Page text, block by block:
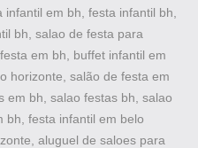
em bh, festa infantil bh,
bh, salao de festa para
em bh, buffet infantil em
horizonte, salão de festa em
em bh, salao festas bh, salao
bh, festa infantil em belo
aluguel de saloes para